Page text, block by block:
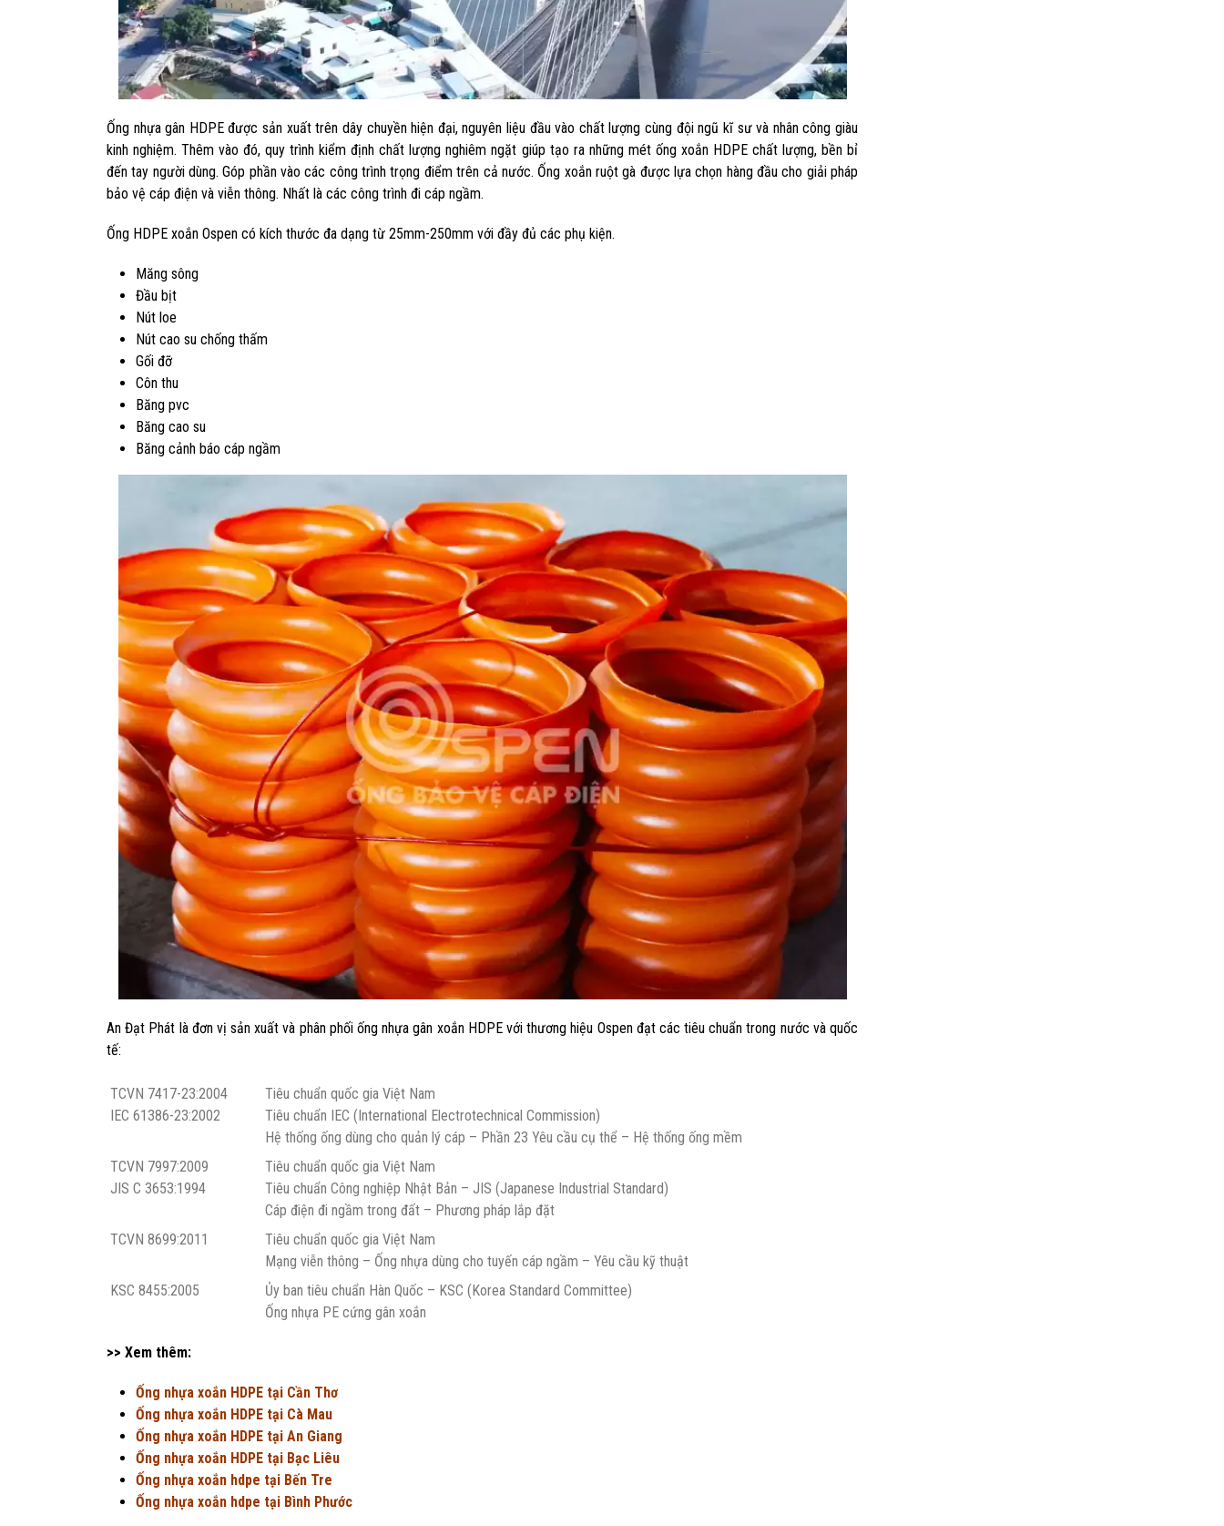
Ống nhựa gân HDPE được sản xuất trên dây chuyền hiện đại, nguyên liệu đầu vào chất lượng cùng đội ngũ kĩ sư và nhân công giàu
kinh nghiệm. Thêm vào đó, quy trình kiểm định chất lượng nghiêm ngặt giúp tạo ra những mét ống xoắn HDPE chất lượng, bền bỉ
đến tay người dùng. Góp phần vào các công trình trọng điểm trên cả nước. Ống xoắn ruột gà được lựa chọn hàng đầu cho giải pháp
bảo vệ cáp điện và viễn thông. Nhất là các công trình đi cáp ngầm.
Ống HDPE xoắn Ospen có kích thước đa dạng từ 25mm-250mm với đầy đủ các phụ kiện.
Măng sông
Đầu bịt
Nút loe
Nút cao su chống thấm
Gối đỡ
Côn thu
Băng pvc
Băng cao su
Băng cảnh báo cáp ngầm
An Đạt Phát là đơn vị sản xuất và phân phối ống nhựa gân xoắn HDPE với thương hiệu Ospen đạt các tiêu chuẩn trong nước và quốc
tế:
TCVN 7417-23:2004
IEC 61386-23:2002
Tiêu chuẩn quốc gia Việt Nam
Tiêu chuẩn IEC (International Electrotechnical Commission)
Hệ thống ống dùng cho quản lý cáp – Phần 23 Yêu cầu cụ thể – Hệ thống ống mềm
TCVN 7997:2009
JIS C 3653:1994
Tiêu chuẩn quốc gia Việt Nam
Tiêu chuẩn Công nghiệp Nhật Bản – JIS (Japanese Industrial Standard)
Cáp điện đi ngầm trong đất – Phương pháp lắp đặt
TCVN 8699:2011
Tiêu chuẩn quốc gia Việt Nam
Mạng viễn thông – Ống nhựa dùng cho tuyến cáp ngầm – Yêu cầu kỹ thuật
KSC 8455:2005
Ủy ban tiêu chuẩn Hàn Quốc – KSC (Korea Standard Committee)
Ống nhựa PE cứng gân xoắn
>> Xem thêm:
Ống nhựa xoắn HDPE tại Cần Thơ
Ống nhựa xoắn HDPE tại Cà Mau
Ống nhựa xoắn HDPE tại An Giang
Ống nhựa xoắn HDPE tại Bạc Liêu
Ống nhựa xoắn hdpe tại Bến Tre
Ống nhựa xoắn hdpe tại Bình Phước